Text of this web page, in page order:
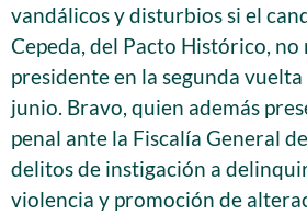
vandálicos y disturbios si el
Cepeda, del Pacto Histórico,
presidente en la segunda
junio. Bravo, quien además
penal ante la Fiscalía General
delitos de instigación a
violencia y promoción de